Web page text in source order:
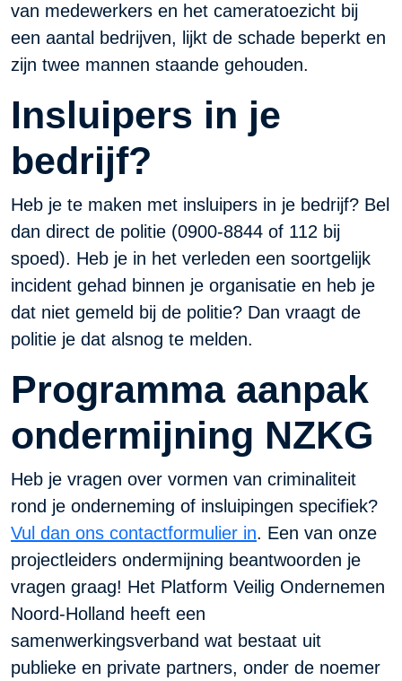
van medewerkers en het cameratoezicht bij
een aantal bedrijven, lijkt de schade beperkt en
zijn twee mannen staande gehouden.
Insluipers in je
bedrijf?
Heb je te maken met insluipers in je bedrijf? Bel
dan direct de politie (0900-8844 of 112 bij
spoed). Heb je in het verleden een soortgelijk
incident gehad binnen je organisatie en heb je
dat niet gemeld bij de politie? Dan vraagt de
politie je dat alsnog te melden.
Programma aanpak
ondermijning NZKG
Heb je vragen over vormen van criminaliteit
rond je onderneming of insluipingen specifiek?
Vul dan ons contactformulier in. Een van onze
projectleiders ondermijning beantwoorden je
vragen graag! Het Platform Veilig Ondernemen
Noord-Holland heeft een
samenwerkingsverband wat bestaat uit
publieke en private partners, onder de noemer